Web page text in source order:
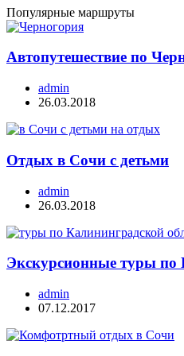
Популярные маршруты
Автопутешествие по
admin
26.03.2018
Отдых в Сочи с детьми
admin
26.03.2018
Экскурсионные туры по
admin
07.12.2017